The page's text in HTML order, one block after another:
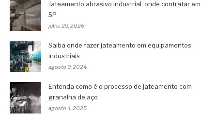
Jateamento abrasivo industrial: onde contratar em
SP
julho 29, 2026
Saiba onde fazer jateamento em equipamentos
industriais
agosto 9, 2024
Entenda como é o processo de jateamento com
granalha de aço
agosto 4, 2025